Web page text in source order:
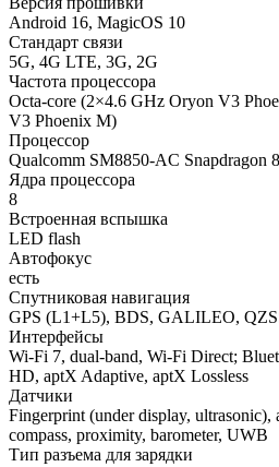
Android 16, MagicOS 10
Стандарт связи
5G, 4G LTE, 3G, 2G
Частота процессора
Octa-core (2×4.6 GHz Oryon V3
V3 Phoenix M)
Процессор
Qualcomm SM8850-AC Snapdragon
Ядра процессора
8
Встроенная вспышка
LED flash
Автофокус
есть
Спутниковая навигация
GPS (L1+L5), BDS, GALILEO,
Интерфейсы
Wi-Fi 7, dual-band, Wi-Fi Direct;
HD, aptX Adaptive, aptX Lossless
Датчики
Fingerprint (under display, ultrasonic),
compass, proximity, barometer, UWB
Тип разъема для зарядки